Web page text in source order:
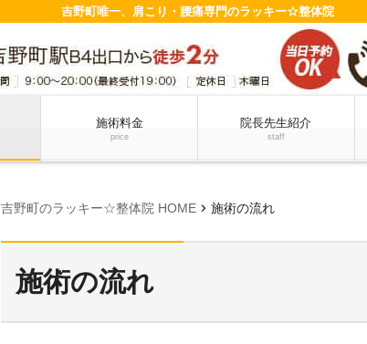
吉野町唯一、肩こり・腰痛専門のラッキー☆整体院
施術料金
price
院長先生紹介
staff
吉野町のラッキー☆整体院 HOME chevron_right 施術の流れ
施術の流れ